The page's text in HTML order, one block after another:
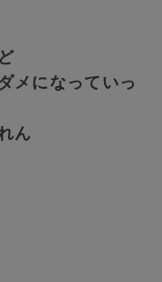
メになっていっ
ん